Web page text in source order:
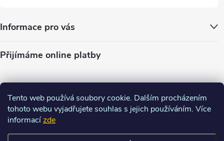
Tento web používá soubory cookie. Dalším procházením
tohoto webu vyjadřujete souhlas s jejich používáním. Více
informacízde
Informace pro vás
Přijímáme online platby